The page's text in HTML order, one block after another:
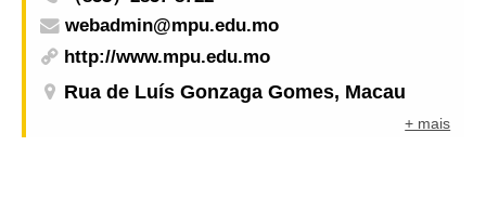
webadmin@mpu.edu.mo
http://www.mpu.edu.mo
Rua de Luís Gonzaga Gomes, Macau
+ mais